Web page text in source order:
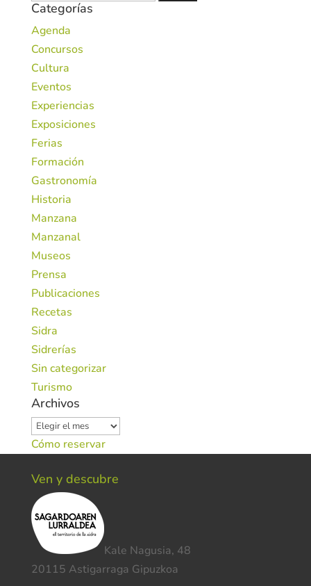
Categorías
Agenda
Concursos
Cultura
Eventos
Experiencias
Exposiciones
Ferias
Formación
Gastronomía
Historia
Manzana
Manzanal
Museos
Prensa
Publicaciones
Recetas
Sidra
Sidrerías
Sin categorizar
Turismo
Archivos
Archivos
Cómo reservar
Ven y descubre
Kale Nagusia, 48
20115 Astigarraga Gipuzkoa